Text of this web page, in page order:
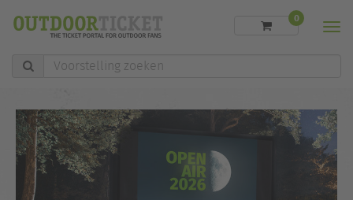
Voorstelling
zoeken
0